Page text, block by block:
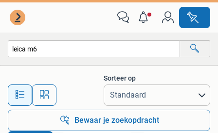
Alle afstanden…
Sorteer op
Bewaar je zoekopdracht